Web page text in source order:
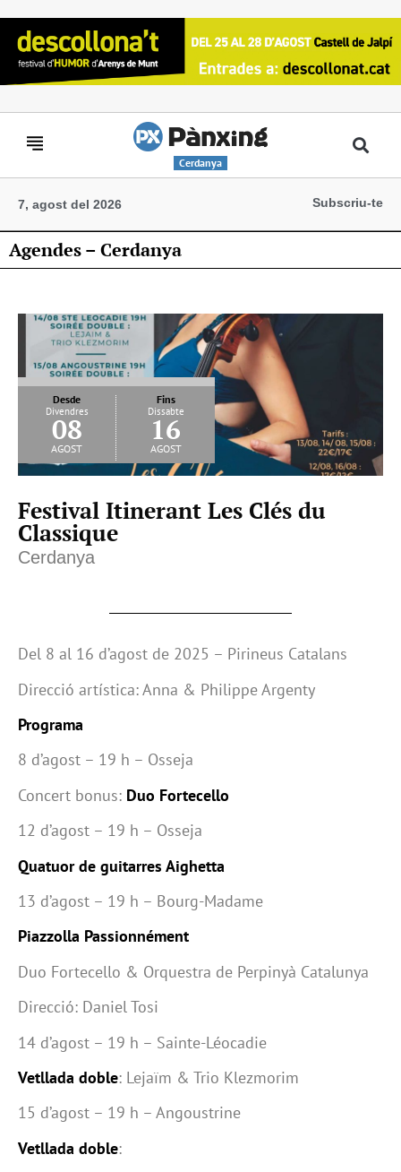
Cerdanya
7, agost del 2026 Subscriu-te
Agendes – Cerdanya
Desde
Divendres
08
agost
Fins
Dissabte
16
agost
Festival Itinerant Les Clés du
Classique
Cerdanya
Del 8 al 16 d’agost de 2025 – Pirineus Catalans
Direcció artística: Anna & Philippe Argenty
Programa
8 d’agost – 19 h – Osseja
Concert bonus: Duo Fortecello
12 d’agost – 19 h – Osseja
Quatuor de guitarres Aighetta
13 d’agost – 19 h – Bourg-Madame
Piazzolla Passionnément
Duo Fortecello & Orquestra de Perpinyà Catalunya
Direcció: Daniel Tosi
14 d’agost – 19 h – Sainte-Léocadie
Vetllada doble: Lejaïm & Trio Klezmorim
15 d’agost – 19 h – Angoustrine
Vetllada doble: